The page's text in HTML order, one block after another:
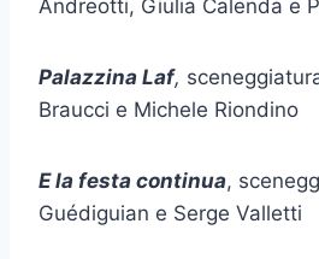
Andreotti, Giulia Calenda e
Palazzina Laf,
Braucci e Michele Riondino
E la festa continua,
Guédiguian e Serge Valletti